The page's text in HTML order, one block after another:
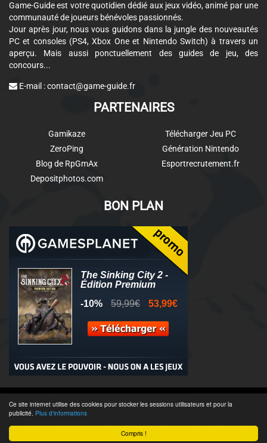
Compris !
Ce site internet utilise des cookies pour stocker les sessions utilisateurs et pour la
publicité. Plus d'informations
Game-Guide est votre quotidien dédié aux jeux vidéo, animé par une
communauté de joueurs bénévoles passionnés.
Jour après jour, nous vous guidons dans la jungle des nouveautés
PC et consoles (PS4, Xbox One et Nintendo Switch) à travers un
aperçu. Mais aussi ponctuellement des guides de jeu, des
concours...
E-mail :contact@game-guide.fr
PARTENAIRES
Gamikaze
ZeroPing
Blog de RpGmAx
Depositphotos.com
Télécharger Jeu PC
Génération Nintendo
Esportrecrutement.fr
BON PLAN